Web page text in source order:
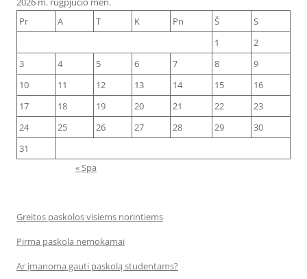
Pr
A T K Pn Š
S
1
2
3
4 5 6 7 8
9
10
11 12 13 14 15
16
17
18 19 20 21 22
23
24
25 26 27 28 29
30
31
« Spa
Greitos paskolos visiems norintiems
Pirma paskola nemokamai
Ar įmanoma gauti paskolą studentams?